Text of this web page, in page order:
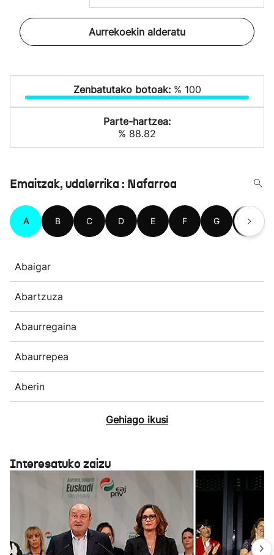
Aurrekoekin alderatu
Zenbatutako botoak: % 100
Parte-hartzea:
% 88.82
Emaitzak, udalerrika : Nafarroa
A B C D E F G H
Abaigar
Abartzuza
Abaurregaina
Abaurrepea
Aberin
Gehiago ikusi
Interesatuko zaizu